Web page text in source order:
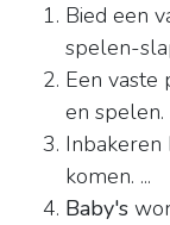
Bied een
spelen-
Een vaste
en spelen.
komen. ...
Baby's